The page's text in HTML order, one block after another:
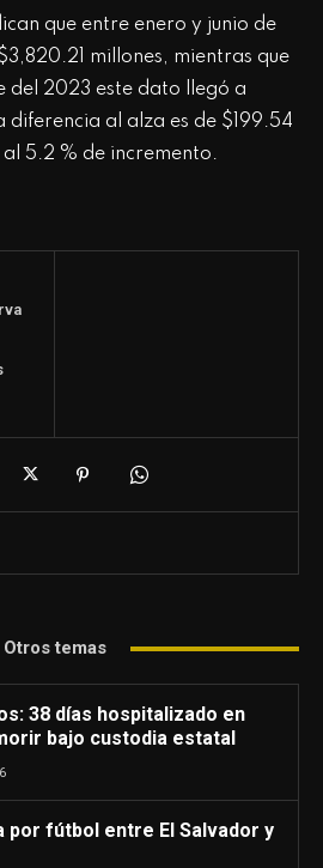
que entre enero y junio de
millones, mientras que
del 2023 este dato llegó a
diferencia al alza es de $199.54
al 5.2 % de incremento.
Otros temas
38 días hospitalizado en
bajo custodia estatal
por fútbol entre El Salvador y